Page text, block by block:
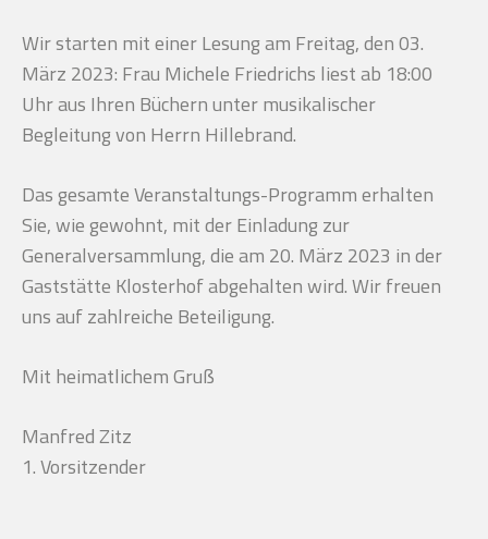
Wir starten mit einer Lesung am Freitag, den 03.
März 2023: Frau Michele Friedrichs liest ab 18:00
Uhr aus Ihren Büchern unter musikalischer
Begleitung von Herrn Hillebrand.
Das gesamte Veranstaltungs-Programm erhalten
Sie, wie gewohnt, mit der Einladung zur
Generalversammlung, die am 20. März 2023 in der
Gaststätte Klosterhof abgehalten wird. Wir freuen
uns auf zahlreiche Beteiligung.
Mit heimatlichem Gruß
Manfred Zitz
1. Vorsitzender